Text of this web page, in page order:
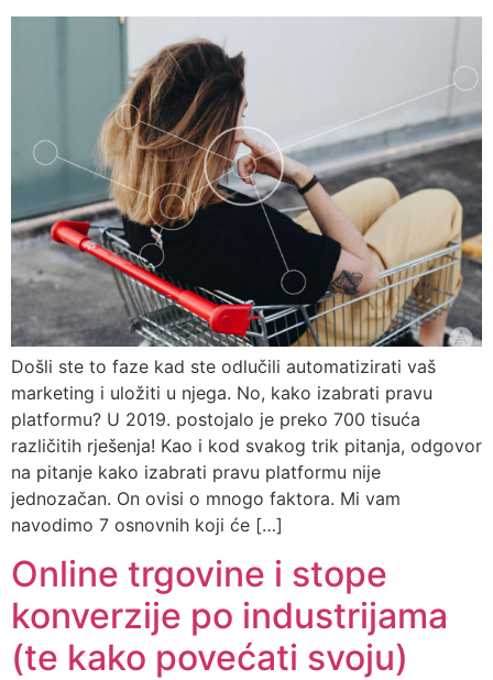
Došli ste to faze kad ste odlučili automatizirati vaš
marketing i uložiti u njega. No, kako izabrati pravu
platformu? U 2019. postojalo je preko 700 tisuća
različitih rješenja! Kao i kod svakog trik pitanja, odgovor
na pitanje kako izabrati pravu platformu nije
jednozačan. On ovisi o mnogo faktora. Mi vam
navodimo 7 osnovnih koji će […]
Online trgovine i stope
konverzije po industrijama
(te kako povećati svoju)